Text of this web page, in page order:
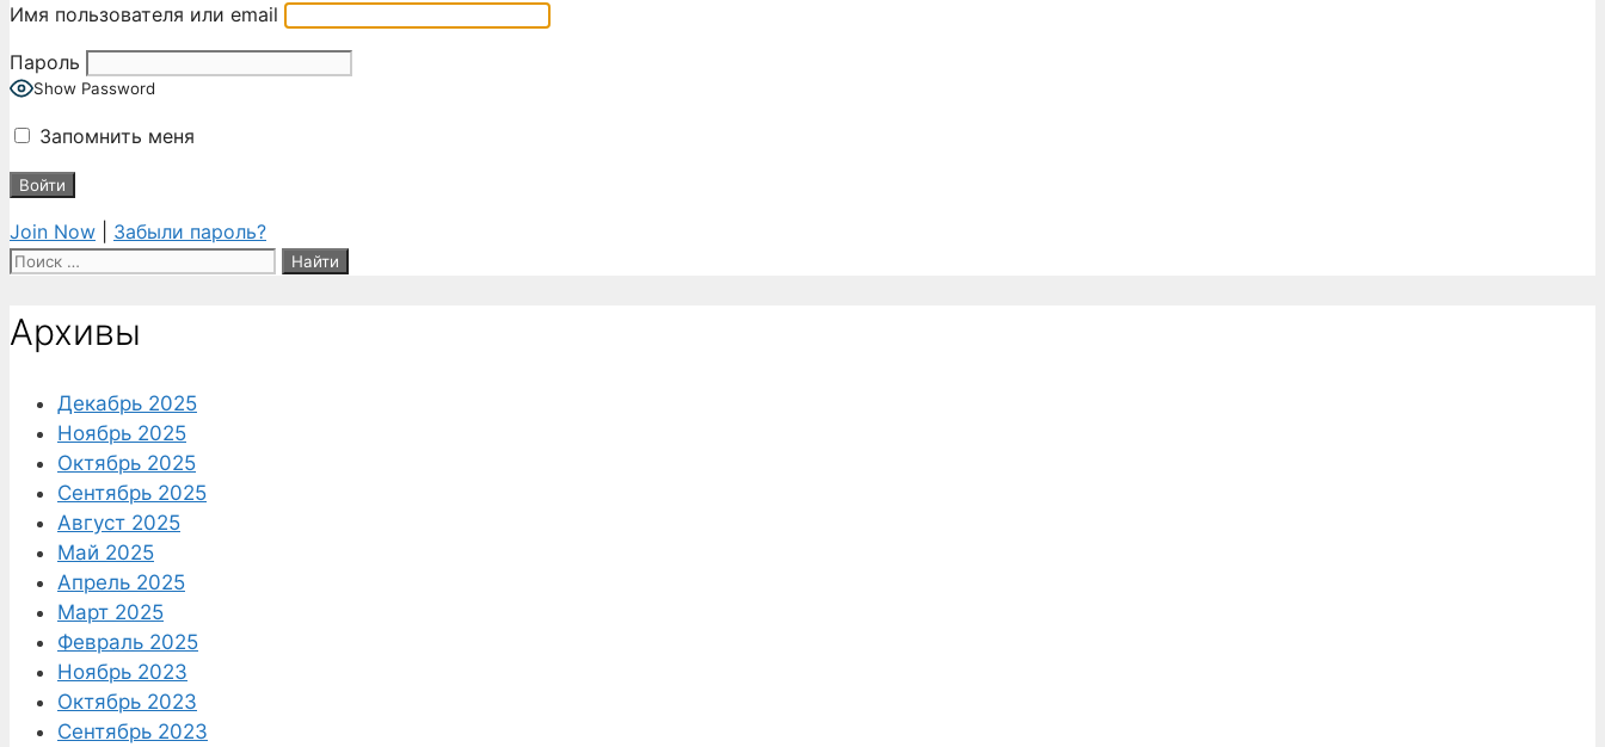
Имя пользователя или email
Пароль
Show Password
Запомнить меня
Join Now
Забыли пароль?
Поиск:
Архивы
Декабрь 2025
Ноябрь 2025
Октябрь 2025
Сентябрь 2025
Август 2025
Май 2025
Апрель 2025
Март 2025
Февраль 2025
Ноябрь 2023
Октябрь 2023
Сентябрь 2023